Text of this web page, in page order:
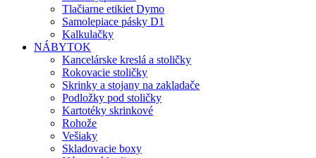
Tlačiarne etikiet Dymo
Samolepiace pásky D1
Kalkulačky
NÁBYTOK
Kancelárske kreslá a stoličky
Rokovacie stoličky
Skrinky a stojany na zakladače
Podložky pod stoličky
Kartotéky skrinkové
Rohože
Vešiaky
Skladovacie boxy